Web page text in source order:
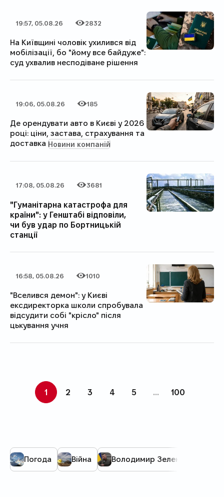
Дата публікації
19:57, 05.08.26
Категорія
Кількість переглядів
2832
На Київщині чоловік ухилився від
мобілізації, бо "йому все байдуже":
суд ухвалив несподіване рішення
Дата публікації
19:06, 05.08.26
Категорія
Кількість переглядів
185
Де орендувати авто в Києві у 2026
році: ціни, застава, страхування та
доставка Новини компаній
Дата публікації
17:08, 05.08.26
Категорія
Кількість переглядів
3681
"Гуманітарна катастрофа для
країни": у Генштабі відповіли,
чи був удар по Бортницькій
станції
Дата публікації
16:58, 05.08.26
Категорія
Кількість переглядів
1010
"Вселився демон": у Києві
ексдиректорка школи спробувала
відсудити собі "крісло" після
цькування учня
1 2 3 4 5 ... 100
Погода Війна Володимир Зеленський